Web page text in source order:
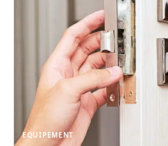
EQUIPEMENT